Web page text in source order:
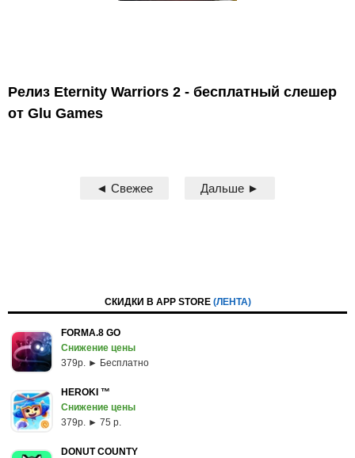
Релиз Eternity Warriors 2 - бесплатный слешер
от Glu Games
◄ Свежее Дальше ►
СКИДКИ В APP STORE (ЛЕНТА)
FORMA.8 GO
Снижение цены
379p. ► Бесплатно
HEROKI ™
Снижение цены
379p. ► 75 р.
DONUT COUNTY